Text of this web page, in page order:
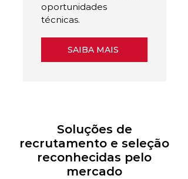
oportunidades
técnicas.
SAIBA MAIS
Soluções de
recrutamento e seleção
reconhecidas pelo
mercado